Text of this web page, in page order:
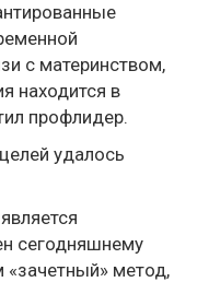
с материнством,
находится в
профлидер.
удалось
сегодняшнему
метод,